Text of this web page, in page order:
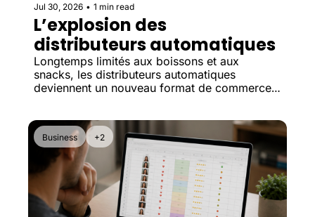
Jul 30, 2026 • 1 min read
L’explosion des
distributeurs automatiques
Longtemps limités aux boissons et aux
snacks, les distributeurs automatiques
deviennent un nouveau format de commerce
Business +2